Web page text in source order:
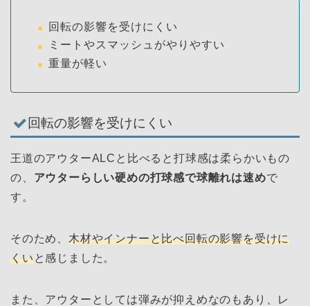
回転の影響を受けにくい
ミートやスマッシュがやりやすい
重量が軽い
回転の影響を受けにくい
王道のアウターALCと比べると打球感は柔らかいもの
の、 アウターらしい硬めの打球感で球離れは速めで
す。
そのため、 木材やインナーと比べ回転の影響を受けに
くいと感じました。
また、アウターとしては弾みが抑えめなのもあり、レ